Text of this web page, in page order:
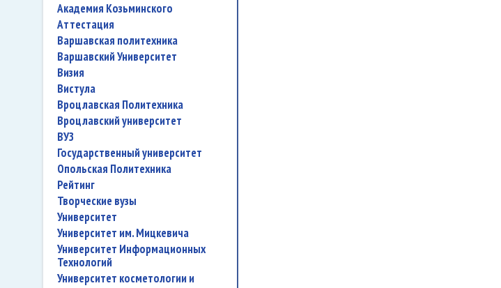
Академия Козьминского
аттестация
Варшавская политехника
Варшавский Университет
Визия
Вистула
Вроцлавская Политехника
Вроцлавский университет
ВУЗ
государственный университет
Опольская Политехника
рейтинг
творческие вузы
университет
Университет им. Мицкевича
Университет Информационных
Технологий
университет косметологии и